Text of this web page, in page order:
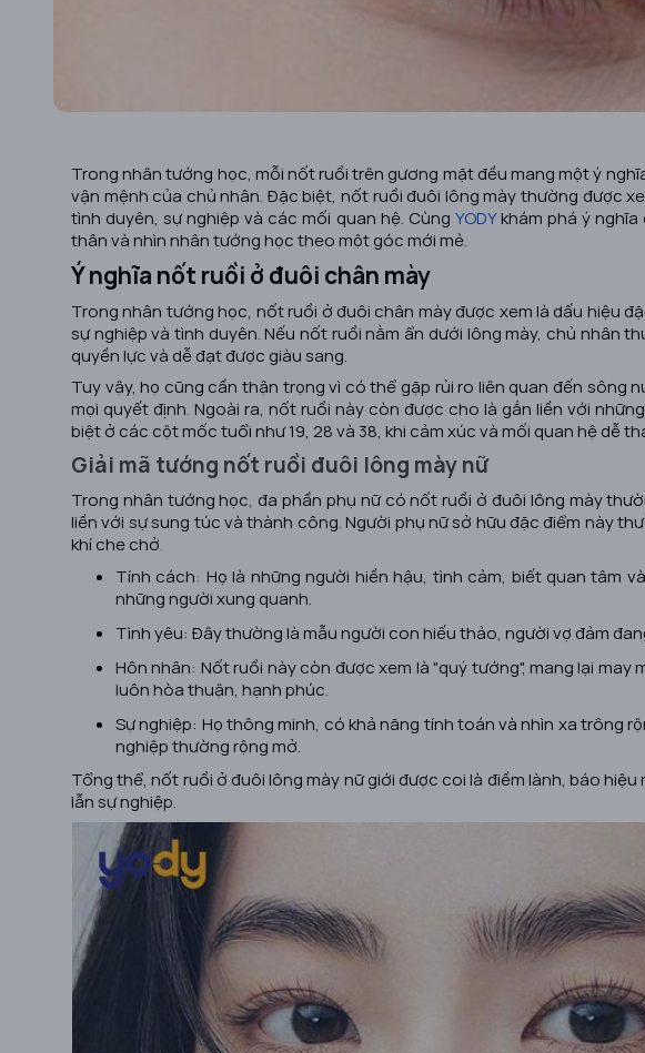
Trong nhân tướng học, mỗi nốt ruồi trên gương mặt đều mang một ý
vận mệnh của chủ nhân. Đặc biệt,nốt ruồi đuôi lông mày thường được
tình duyên, sự nghiệp và các mối quan hệ. Cùng YODYkhám phá ý nghĩa
thân và nhìn nhân tướng học theo một góc mới mẻ.
Ý nghĩa nốt ruồi ở đuôi chân mày
Trong nhân tướng học, nốt ruồi ở đuôi chân mày được xem là dấu hiệu
sự nghiệp và tình duyên. Nếu nốt ruồi nằm ẩn dưới lông mày, chủ nhân
quyền lực và dễ đạt được giàu sang.
Tuy vậy, họ cũng cần thận trọng vì có thể gặp rủi ro liên quan đến sông
mọi quyết định. Ngoài ra, nốt ruồi này còn được cho là gắn liền với
biệt ở các cột mốc tuổi như 19, 28 và 38, khi cảm xúc và mối quan hệ dễ
Giải mã tướng nốt ruồi đuôi lông mày nữ
Trong nhân tướng học, đa phần phụ nữ có nốt ruồi ở đuôi lông mày
liền với sự sung túc và thành công. Người phụ nữ sở hữu đặc điểm này
khí che chở.
Tính cách: Họ là những người hiền hậu, tình cảm, biết quan tâm
những người xung quanh.
Tình yêu: Đây thường là mẫu người con hiếu thảo, người vợ đảm
Hôn nhân: Nốt ruồi này còn được xem là "quý tướng", mang lại may
luôn hòa thuận, hạnh phúc.
Sự nghiệp: Họ thông minh, có khả năng tính toán và nhìn xa trông
nghiệp thường rộng mở.
Tổng thể, nốt ruồi ở đuôi lông mày nữ giới được coi là điềm lành, báo
lẫn sự nghiệp.